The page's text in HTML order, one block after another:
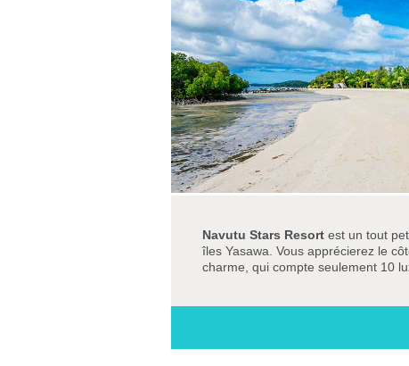
Navutu Stars Resort est un tout
îles Yasawa. Vous apprécierez le
charme, qui compte seulement 10